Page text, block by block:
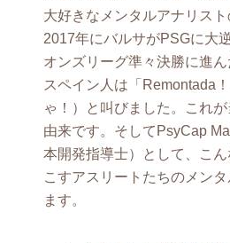
大好きなメンタルアナリスト
2017年にバルサがPSGに大
オンズリーグ準々決勝に進
スペイン人は「Remontada
ゃ！）と叫びました。これ
由来です。そしてPsyCap
本開発指導士）として、こ
こすアスリートたちのメン
ます。